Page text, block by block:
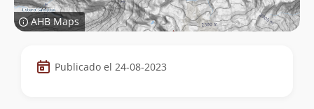
AHB Maps
Datos
de
Publicado el 24-08-2023